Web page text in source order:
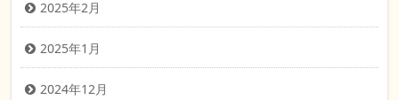
2025年2月
2025年1月
2024年12月